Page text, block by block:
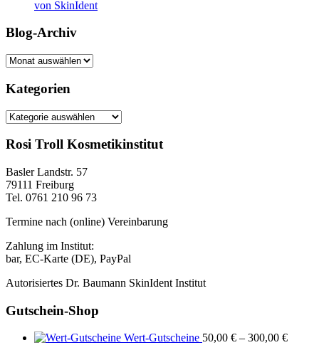
von SkinIdent
Blog-Archiv
Blog-
Kategorien
Kategorien
Rosi Troll Kosmetikinstitut
Basler Landstr. 57
79111 Freiburg
Tel. 0761 210 96 73
Termine nach (online) Vereinbarung
Zahlung im Institut:
bar, EC-Karte (DE), PayPal
Autorisiertes Dr. Baumann SkinIdent Institut
Gutschein-Shop
Wert-Gutscheine 50,00 € – 300,00 €